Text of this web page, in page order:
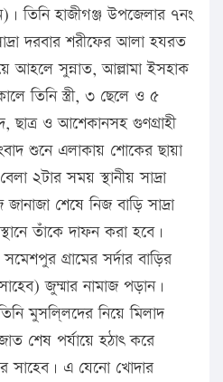
তিনি হাজীগঞ্জ উপজেলার ৭নং
দরবার শরীফের আলা হযরত
আহলে সুন্নাত, আল্লামা ইসহাক
তিনি স্ত্রী, ৩ ছেলে ও ৫
ছাত্র ও আশেকানসহ গুণগ্রাহী
শুনে এলাকায় শোকের ছায়া
২টার সময় স্থানীয় সাদ্রা
জানাজা শেষে নিজ বাড়ি সাদ্রা
তাঁকে দাফন করা হবে।
গ্রামের সর্দার বাড়ির
জুম্মার নামাজ পড়ান।
মুসলি্লদের নিয়ে মিলাদ
শেষ পর্যায়ে হঠাৎ করে
সাহেব। এ যেনো খোদার